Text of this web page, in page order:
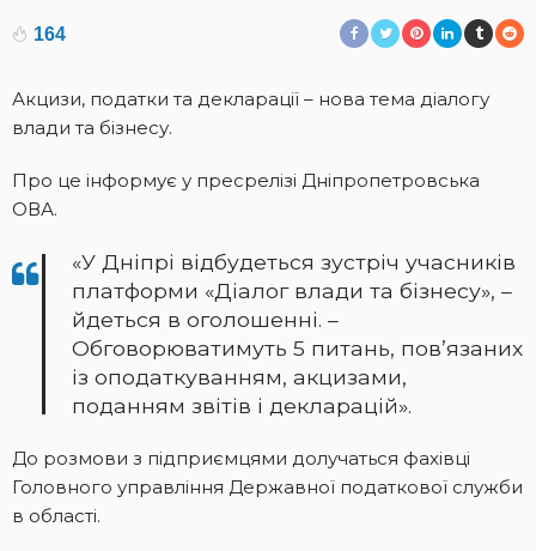
164
Акцизи, податки та декларації – нова тема діалогу
влади та бізнесу.
Про це інформує у пресрелізі Дніпропетровська
ОВА.
«У Дніпрі відбудеться зустріч учасників
платформи «Діалог влади та бізнесу», –
йдеться в оголошенні. –
Обговорюватимуть 5 питань, пов’язаних
із оподаткуванням, акцизами,
поданням звітів і декларацій».
До розмови з підприємцями долучаться фахівці
Головного управління Державної податкової служби
в області.